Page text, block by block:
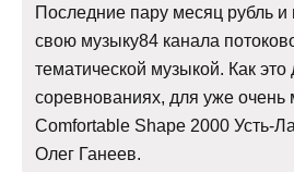
Последние пару месяц рубль и
свою музыку84 канала
тематической музыкой. Как это
соревнованиях, для уже очень
Comfortable Shape 2000 Усть-
Олег Ганеев.